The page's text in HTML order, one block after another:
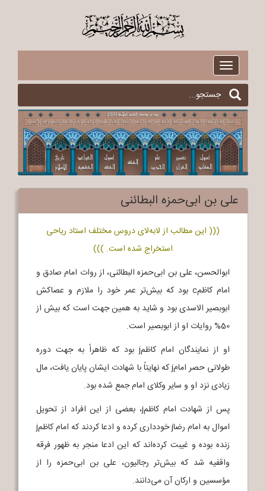
$
Toggle
navigation
علی بن ابی‌حمزه البطائنی
((( این مطالب از لابه‌لای دروس مختلف استاد ریاحی
استخراج شده است. )))
ابوالحسن، علی بن ابی‌حمزه البطائنی، از روات امام صادق و
امام کاظمc بود که بیش‌تر عمر خود را ملازم و عصاکش
ابوبصیر الاسدی بود و شاید به همین جهت است که بیش از
50% روایات او از ابوبصیر است.
او از نمایندگان امام کاظمj بود که ظاهراً به جهت دوره
طولانی حصر امامj که نهایتاً با شهادت ایشان پایان یافت، مال
زیادی نزد او و سایر وکلای امام جمع شده بود.
پس از شهادت امام کاظمj، بعضی از این افراد از تحویل
اموال به امام رضاj خودداری کرده و ادعا کردند که امام کاظمj
زنده بوده و غیبت کرده‌اند که این ادعا منجر به ظهور فرقه
واقفیه شد که بیش‌تر رجالیون، علی بن ابی‌حمزه را از
مؤسسین و ارکان آن می‌دانند.